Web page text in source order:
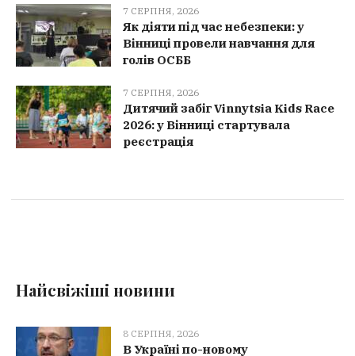
7 СЕРПНЯ, 2026
Як діяти під час небезпеки: у
Вінниці провели навчання для
голів ОСББ
7 СЕРПНЯ, 2026
Дитячий забіг Vinnytsia Kids Race
2026: у Вінниці стартувала
реєстрація
Найсвіжіші новини
8 СЕРПНЯ, 2026
В Україні по-новому